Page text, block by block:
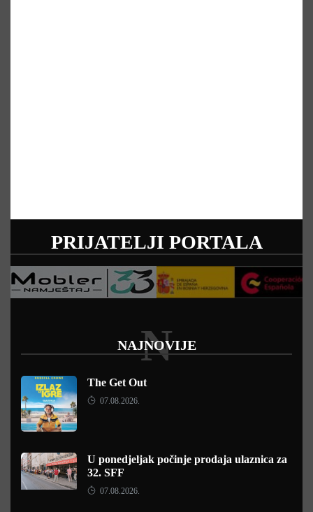
PRIJATELJI PORTALA
NAJNOVIJE
N
The Get Out
07.08.2026.
U ponedjeljak počinje prodaja ulaznica za
32. SFF
07.08.2026.